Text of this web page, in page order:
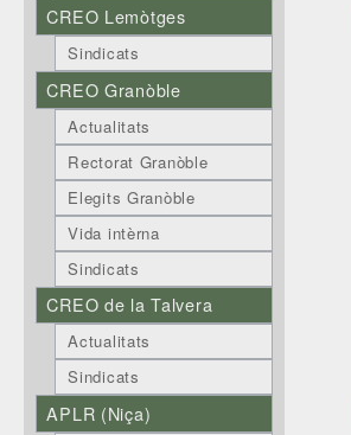
CREO Lemòtges
Sindicats
CREO Granòble
Actualitats
Rectorat Granòble
Elegits Granòble
Vida intèrna
Sindicats
CREO de la Talvera
Actualitats
Sindicats
APLR (Niça)